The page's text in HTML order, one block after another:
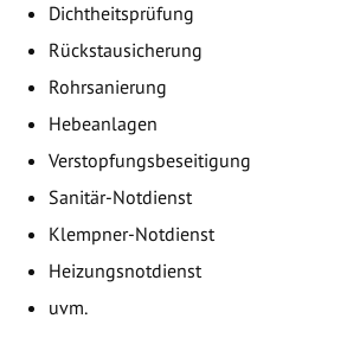
Dichtheitsprüfung
Rückstausicherung
Rohrsanierung
Hebeanlagen
Verstopfungsbeseitigung
Sanitär-Notdienst
Klempner-Notdienst
Heizungsnotdienst
uvm.